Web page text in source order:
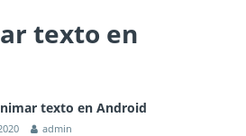
texto en
texto en Android
admin